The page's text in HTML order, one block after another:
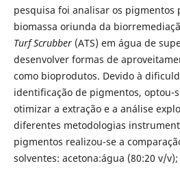
pesquisa foi analisar os pigmentos
biomassa oriunda da
Turf Scrubber(ATS) em água de
desenvolver formas de
como bioprodutos. Devido à
identificação de pigmentos, optou-
otimizar a extração e a análise
diferentes metodologias
pigmentos realizou-se a
solventes: acetona:água (80:20 v/